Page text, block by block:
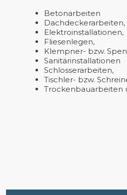
Betonarbeiten
Dachdeckerarbeiten,
Elektroinstallationen,
Fliesenlegen,
Klempner- bzw.
Sanitärinstallationen
Schlosserarbeiten,
Tischler- bzw.
Trockenbauarbeiten